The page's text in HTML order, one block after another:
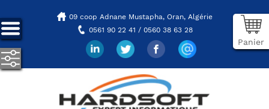
09 coop Adnane Mustapha, Oran, Algérie
0561 90 22 41 / 0560 38 63 28
Panier